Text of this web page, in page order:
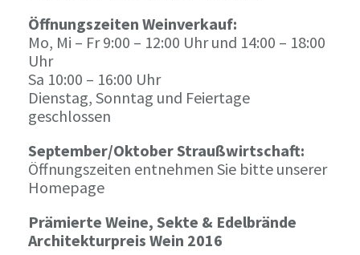
Öffnungszeiten Weinverkauf:
Mo, Mi – Fr 9:00 – 12:00 Uhr und 14:00 – 18:00
Uhr
Sa 10:00 – 16:00 Uhr
Dienstag, Sonntag und Feiertage
geschlossen
September/Oktober Straußwirtschaft:
Öffnungszeiten entnehmen Sie bitte unserer
Homepage
Prämierte Weine, Sekte & Edelbrände
Architekturpreis Wein 2016